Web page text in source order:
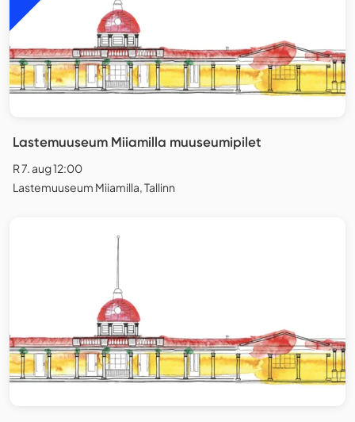
Lastemuuseum Miiamilla muuseumipilet
R 7. aug 12:00
Lastemuuseum Miiamilla, Tallinn